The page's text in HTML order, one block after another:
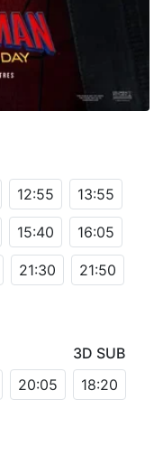
12:55 13:55
15:40 16:05
21:30 21:50
20:05
3D SUB
18:20